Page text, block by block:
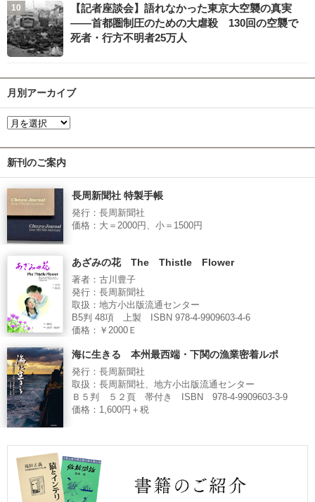
【記者座談会】語れなかった東京大空襲の真実
――首都圏制圧のための大虐殺 130回の空襲で
死者・行方不明者25万人
月別アーカイブ
新刊のご案内
長周新聞社 特製手帳
発行：長周新聞社
価格：大＝2000円、小＝1500円
あざみの花 The Thistle Flower
著者：古川豊子
発行：長周新聞社
取扱：地方小出版流通センター
B5判 48項 上製 ISBN 978-4-9909603-4-6
価格：￥2000Ｅ
海に生きる 本州最西端・下関の漁業密着ルポ
発行：長周新聞社
取扱：長周新聞社、地方小出版流通センター
Ｂ５判 ５２頁 帯付き ISBN 978-4-9909603-3-9
価格：1,600円＋税